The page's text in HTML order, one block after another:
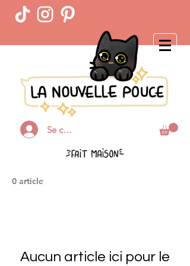
Se connecter
0 article
Aucun article ici pour le